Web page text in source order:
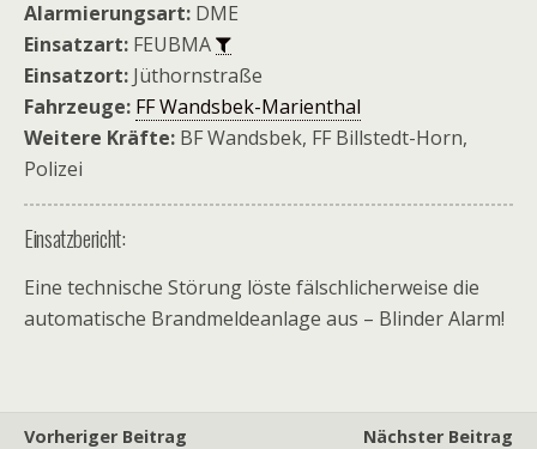
Alarmierungsart: DME
Einsatzart: FEUBMA
Einsatzort: Jüthornstraße
Fahrzeuge: FF Wandsbek-Marienthal
Weitere Kräfte: BF Wandsbek, FF Billstedt-Horn,
Polizei
Einsatzbericht:
Eine technische Störung löste fälschlicherweise die
automatische Brandmeldeanlage aus – Blinder Alarm!
Vorheriger Beitrag
Nächster Beitrag